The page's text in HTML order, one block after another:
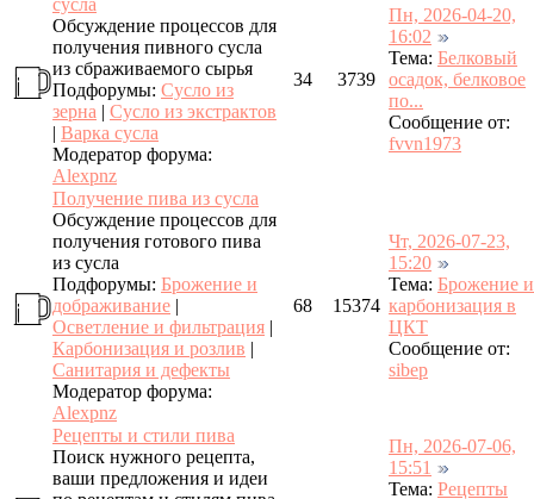
сусла
Обсуждение процессов для
получения пивного сусла
из сбраживаемого сырья
Подфорумы: Сусло из
зерна | Сусло из экстрактов
| Варка сусла
Модератор форума:
Alexpnz
34 3739
Пн, 2026-04-20,
16:02
Тема: Белковый
осадок, белковое
по...
Сообщение от:
fvvn1973
Получение пива из сусла
Обсуждение процессов для
получения готового пива
из сусла
Подфорумы: Брожение и
дображивание |
Осветление и фильтрация |
Карбонизация и розлив |
Санитария и дефекты
Модератор форума:
Alexpnz
68 15374
Чт, 2026-07-23,
15:20
Тема: Брожение и
карбонизация в
ЦКТ
Сообщение от:
sibep
Рецепты и стили пива
Поиск нужного рецепта,
ваши предложения и идеи
Пн, 2026-07-06,
15:51
Тема: Рецепты